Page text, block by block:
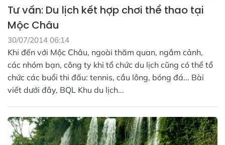
Tư vấn: Du lịch kết hợp chơi thể thao tại
Mộc Châu
30/07/2014 06:14
Khi đến với Mộc Châu, ngoài thăm quan, ngắm cảnh,
các nhóm bạn, công ty khi tổ chức du lịch cũng có thể tổ
chức các buổi thi đấu: tennis, cầu lông, bóng đá... Bài
viết dưới đây, BQL Khu du lịch...